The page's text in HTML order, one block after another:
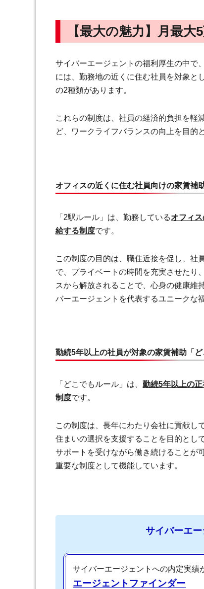
【最大の魅力】月最
サイバーエージェントの福利厚生の中で
には、勤務地の近くに住む社員を対象と
の2種類があります。
これらの制度は、社員の経済的負担を軽
ど、ワークライフバランスの向上を目的
オフィスの近くに住む社員向けの家賃補
「2駅ルール」は、勤務しているオフィ
給する制度です。
この制度の目的は、職住近接を促し、社
で、プライベートの時間を充実させたり
スから解放されることで、心身の健康維
バーエージェントを代表するユニークな
勤続5年以上の社員が対象の家賃補助「ど
「どこでもルール」は、 勤続5年以上の
制度です。
この制度は、長年にわたり会社に貢献し
住まいの選択を支援することを目的とし
サポートを受けながら働き続けることが
重要な制度として機能しています。
サイバーエ
サイバーエージェントへの内定実績
エージェントファインダー